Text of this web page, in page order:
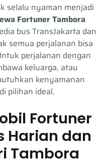
selalu nyaman menjadi
Fortuner Tambora
bus TransJakarta dan
semua perjalanan bisa
perjalanan dengan
keluarga, atau
kenyamanan
pilihan ideal.
Fortuner
Harian dan
Tambora